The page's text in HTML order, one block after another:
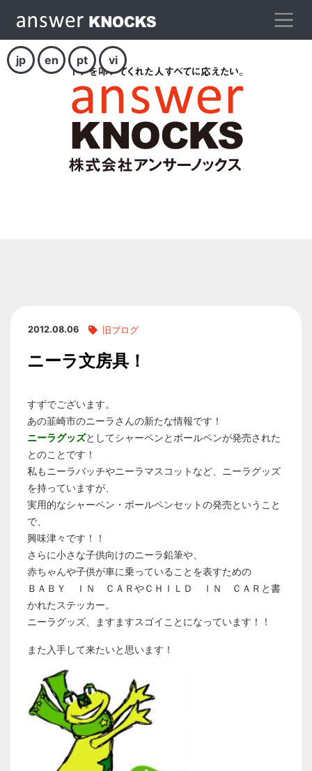
jp en pt vi
2012.08.06 旧ブログ
ニーラ文房具！
すずでございます。
あの韮崎市のニーラさんの新たな情報です！
ニーラグッズとしてシャーペンとボールペンが発売された
とのことです！
私もニーラバッチやニーラマスコットなど、ニーラグッズ
を持っていますが、
実用的なシャーペン・ボールペンセットの発売ということ
で、
興味津々です！！
さらに小さな子供向けのニーラ鉛筆や、
赤ちゃんや子供が車に乗っていることを表すための
ＢＡＢＹ ＩＮ ＣＡＲやＣＨＩＬＤ ＩＮ ＣＡＲと書
かれたステッカー。
ニーラグッズ、ますますスゴイことになっています！！
また入手して来たいと思います！